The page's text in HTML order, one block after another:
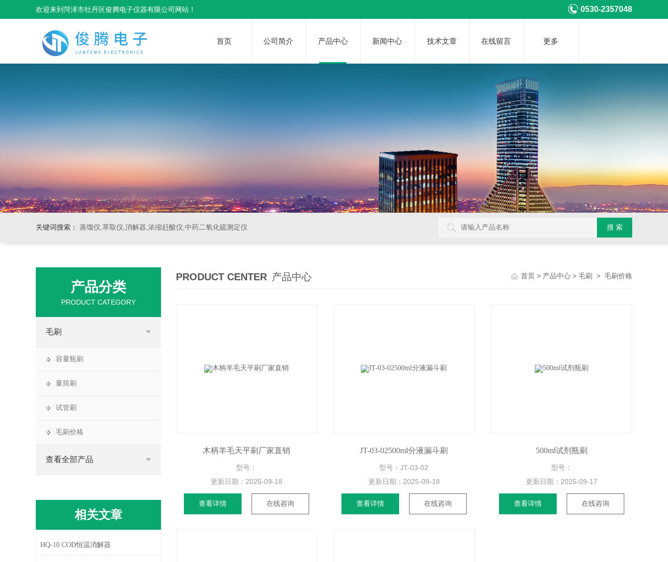
欢迎来到菏泽市牡丹区俊腾电子仪器有限公司网站！ 0530-2357048
首页 公司简介 产品中心 新闻中心 技术文章 在线留言 更多
关键词搜索： 蒸馏仪,萃取仪,消解器,浓缩赶酸仪,中药二氧化硫测定仪
产品分类
PRODUCT CATEGORY
毛刷
容量瓶刷
量筒刷
试管刷
毛刷价格
查看全部产品
相关文章
HQ-10 COD恒温消解器
PRODUCT CENTER 产品中心 首页 > 产品中心 > 毛刷 > 毛刷价格
木柄羊毛天平刷厂家直销
型号：
更新日期： 2025-09-18
查看详情 在线咨询
JT-03-02500ml分液漏斗刷
型号：JT-03-02
更新日期： 2025-09-18
查看详情 在线咨询
500ml试剂瓶刷
型号：
更新日期： 2025-09-17
查看详情 在线咨询